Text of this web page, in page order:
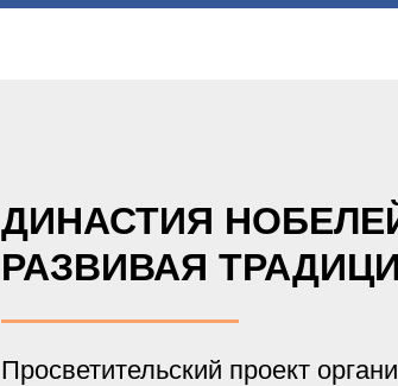
ДИНАСТИЯ
РАЗВИВАЯ
Просветительский проект